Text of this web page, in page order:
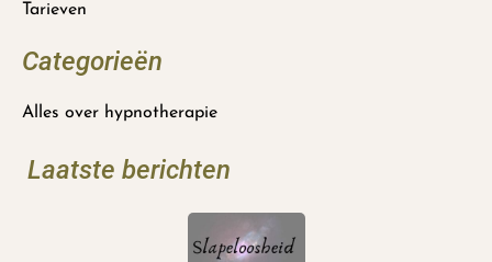
Tarieven
Categorieën
Alles over hypnotherapie
Laatste berichten